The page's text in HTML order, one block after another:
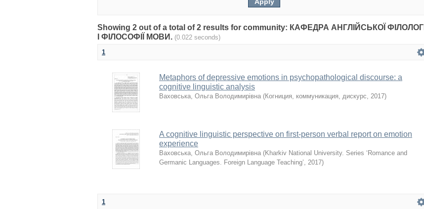
Showing 2 out of a total of 2 results for community: КАФЕДРА АНГЛІЙСЬКОЇ ФІЛОЛОГІЇ
І ФІЛОСОФІЇ МОВИ. (0.022 seconds)
1
Metaphors of depressive emotions in psychopathological discourse: a
cognitive linguistic analysis
Ваховська, Ольга Володимирівна (Когниция, коммуникация, дискурс, 2017)
A cognitive linguistic perspective on first-person verbal report on emotion
experience
Ваховська, Ольга Володимирівна (Kharkiv National University. Series ‘Romance and
Germanic Languages. Foreign Language Teaching’, 2017)
1